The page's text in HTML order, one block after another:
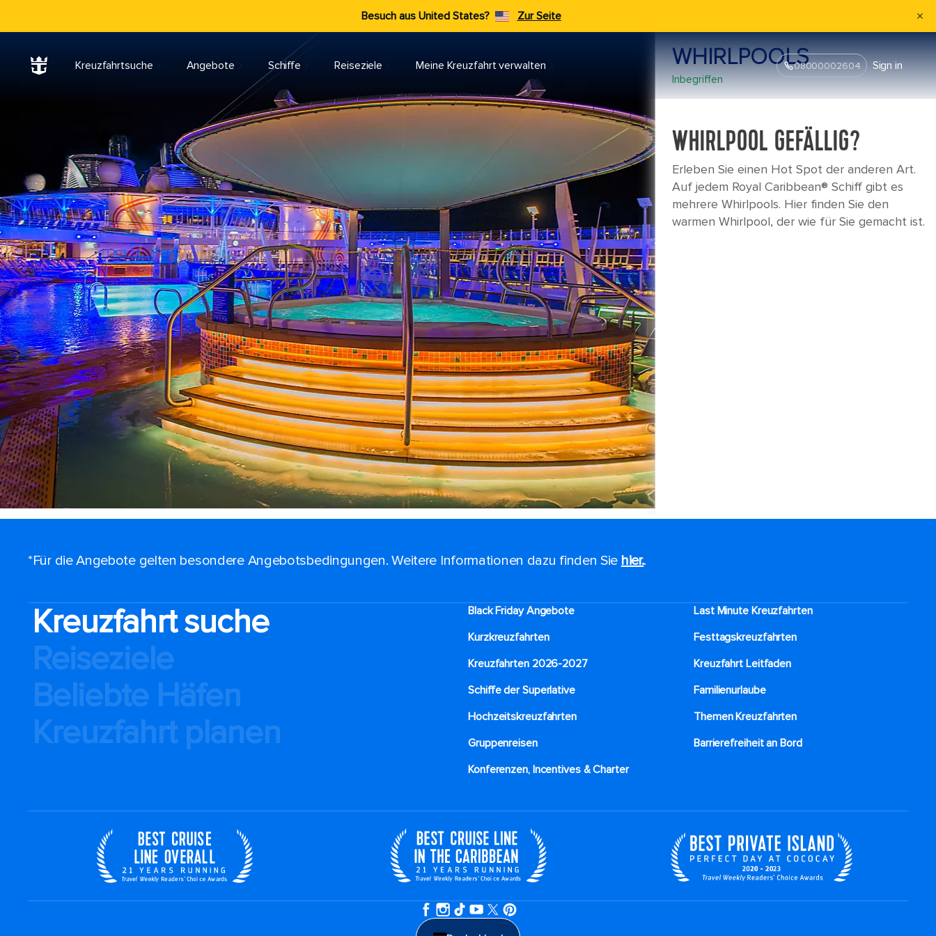
Besuch aus United States? Zur Seite
Kreuzfahrtsuche Angebote Schiffe Reiseziele​ Meine Kreuzfahrt verwalten 08000002604 Sign in
WHIRLPOOLS
Inbegriffen
WHIRLPOOL GEFÄLLIG?
Erleben Sie einen Hot Spot der anderen Art.
Auf jedem Royal Caribbean® Schiff gibt es
mehrere Whirlpools. Hier finden Sie den
warmen Whirlpool, der wie für Sie gemacht ist.
*Für die Angebote gelten besondere Angebotsbedingungen. Weitere Informationen dazu finden Sie hier..
Kreuzfahrt suche
Reiseziele
Beliebte Häfen
Kreuzfahrt planen
Black Friday Angebote
Last Minute Kreuzfahrten
Kurzkreuzfahrten​
Festtagskreuzfahrten​
Kreuzfahrten 2026-2027
Kreuzfahrt Leitfaden
Schiffe der Superlative
Familienurlaube​
Hochzeitskreuzfahrten
Themen Kreuzfahrten
Gruppenreisen
Barrierefreiheit an Bord​
Konferenzen, Incentives & Charter